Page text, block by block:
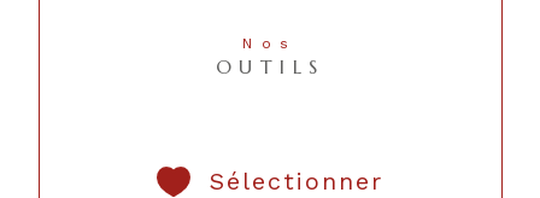
Nos
OUTILS
Sélectionner